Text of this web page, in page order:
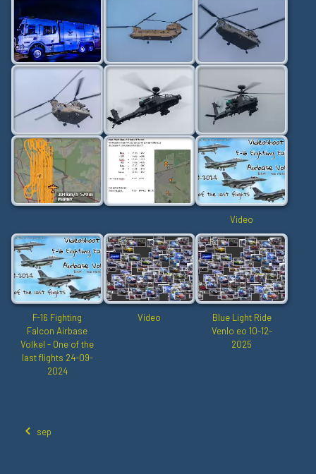
Video
F-16 Fighting
Falcon Airbase
Volkel - One of the
last flights 24-09-
2024
Video
Blue Light Ride
Venlo eo 10-12-
2025
sep